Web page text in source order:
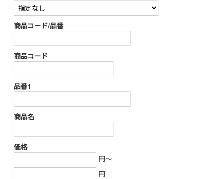
商品コード/品番
商品コード
品番1
商品名
価格
円～
円